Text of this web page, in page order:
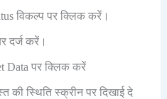
विकल्प पर क्लिक करें।
दर्ज करें।
Data पर क्लिक करें
की स्थिति स्क्रीन पर दिखाई दे